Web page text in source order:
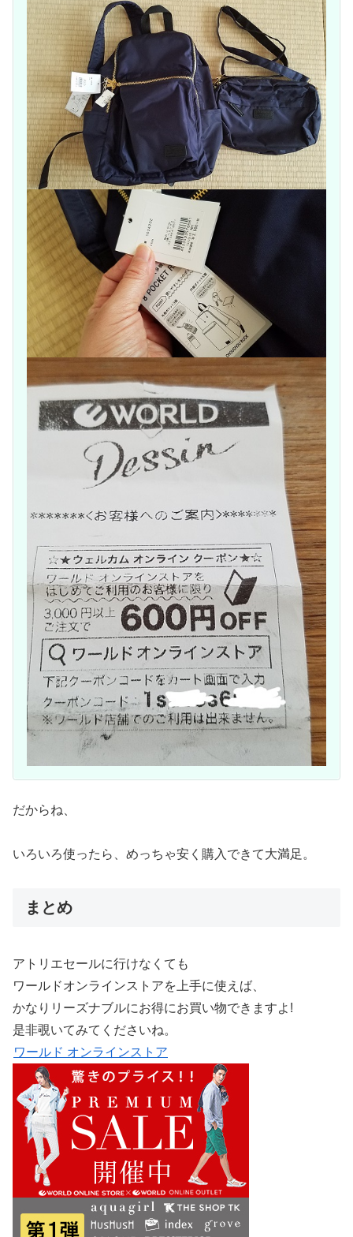
だからね、
いろいろ使ったら、めっちゃ安く購入できて大満足。
まとめ
アトリエセールに行けなくても
ワールドオンラインストアを上手に使えば、
かなりリーズナブルにお得にお買い物できますよ!
是非覗いてみてくださいね。
ワールド オンラインストア